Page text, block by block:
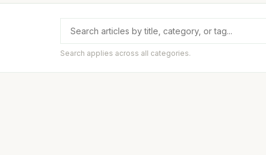
Search applies across all categories.